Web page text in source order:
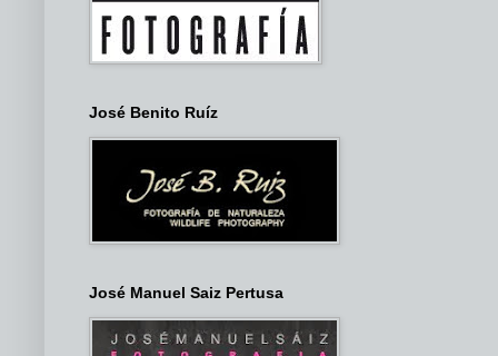
José Benito Ruíz
José Manuel Saiz Pertusa